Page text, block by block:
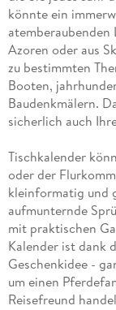
könnte ein
atemberaubenden
Azoren oder aus
zu bestimmten
Booten,
Baudenkmälern.
sicherlich auch
Tischkalender
oder der
kleinformatig und
aufmunternde
mit praktischen
Kalender ist dank
Geschenkidee -
um einen
Reisefreund